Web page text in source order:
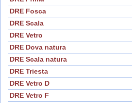
DRE Fosca
DRE Scala
DRE Vetro
DRE Dova natura
DRE Scala natura
DRE Triesta
DRE Vetro D
DRE Vetro F